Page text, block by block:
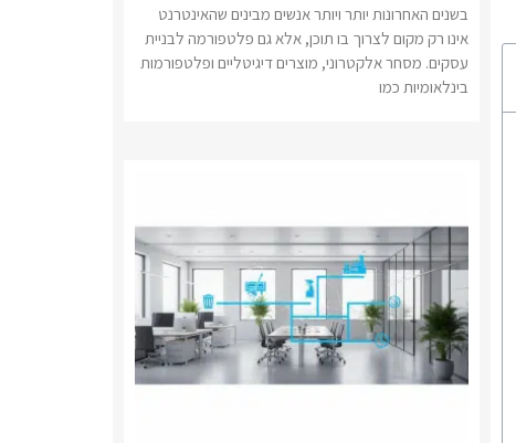
בשנים האחרונות יותר ויותר אנשים מבינים שהאינטרנט
אינו רק מקום לצרוך בו תוכן, אלא גם פלטפורמה לבניית
עסקים. מסחר אלקטרוני, מוצרים דיגיטליים ופלטפורמות
בינלאומיות כמו